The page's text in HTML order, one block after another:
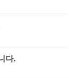
다.